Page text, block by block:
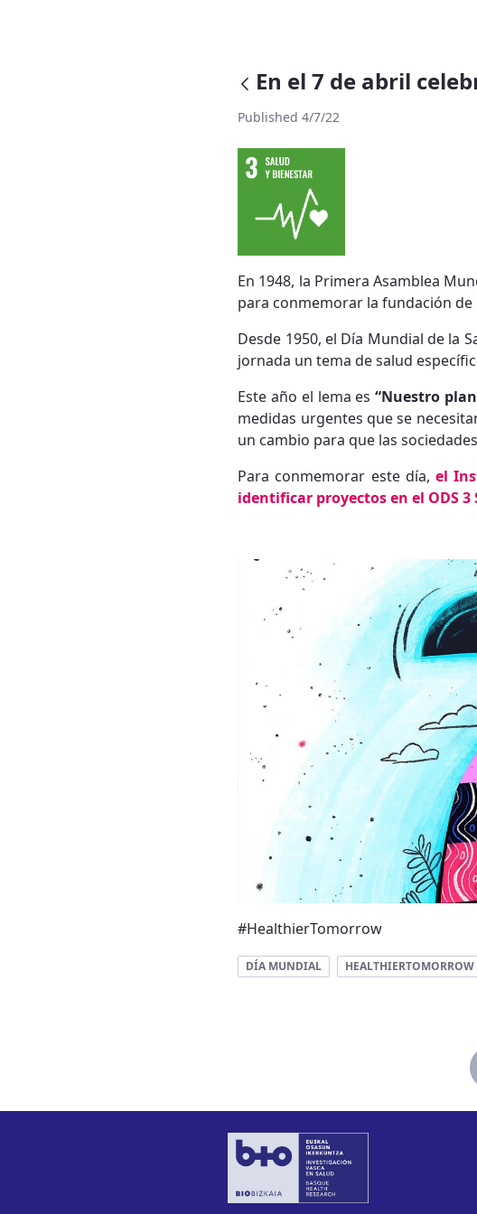
En el 7 de abril
Published 4/7/22
En 1948, la Primera Asamblea
para conmemorar la fundación de
Desde 1950, el Día Mundial de la
jornada un tema de salud
Este año el lema es“Nuestro
medidas urgentes que se
un cambio para que las
Para conmemorar este día, el
identificar proyectos en el ODS
#HealthierTomorrow
DÍA MUNDIAL HEALTHIERTOMORROW